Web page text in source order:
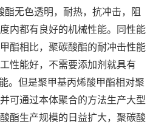
酯无色透明，耐热，抗冲击，阻
内都有良好的机械性能。同性能
酯相比，聚碳酸酯的耐冲击性能
性能好，不需要添加剂就具有
。但是聚甲基丙烯酸甲酯相对聚
可通过本体聚合的方法生产大型
酯生产规模的日益扩大，聚碳酸